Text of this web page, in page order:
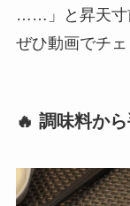
……」と昇天寸
ぜひ動画でチェ
🔥 調味料か